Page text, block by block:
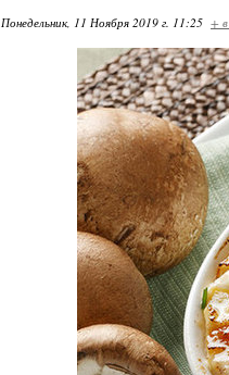
Понедельник, 11 Ноября 2019 г. 11:25 +